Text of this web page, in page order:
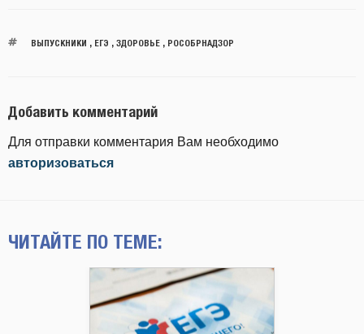
ВЫПУСКНИКИ , ЕГЭ , ЗДОРОВЬЕ, РОСОБРНАДЗОР
Добавить комментарий
Для отправки комментария Вам необходимо
авторизоваться
ЧИТАЙТЕ ПО ТЕМЕ: